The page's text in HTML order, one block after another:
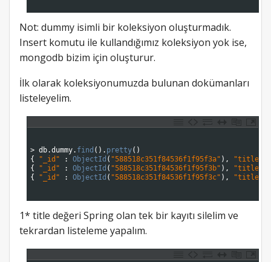
Not: dummy isimli bir koleksiyon oluşturmadık.
Insert komutu ile kullandığımız koleksiyon yok ise,
mongodb bizim için oluşturur.
İlk olarak koleksiyonumuzda bulunan dokümanları
listeleyelim.
> db.dummy. find ( ) . pretty( )
{
"_id" : ObjectId ( "588518c351f84536f1f95f3a" ) , "title"
{
"_id" : ObjectId ( "588518c351f84536f1f95f3b" ) , "title"
{
"_id" : ObjectId ( "588518c351f84536f1f95f3c" ) , "title"
1* title değeri Spring olan tek bir kayıtı silelim ve
tekrardan listeleme yapalım.